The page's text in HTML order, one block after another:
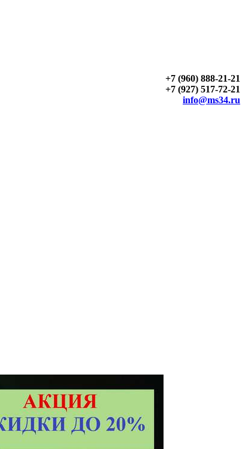
+7 (960) 888-21-21
+7 (927) 517-72-21
info@ms34.ru